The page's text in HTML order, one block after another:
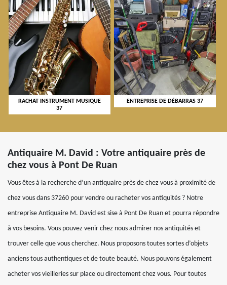
RACHAT INSTRUMENT MUSIQUE
37
ENTREPRISE DE DÉBARRAS 37
Antiquaire M. David : Votre antiquaire près de
chez vous à Pont De Ruan
Vous êtes à la recherche d’un antiquaire près de chez vous à proximité de
chez vous dans 37260 pour vendre ou racheter vos antiquités ? Notre
entreprise Antiquaire M. David est sise à Pont De Ruan et pourra répondre
à vos besoins. Vous pouvez venir chez nous admirer nos antiquités et
trouver celle que vous cherchez. Nous proposons toutes sortes d’objets
anciens tous authentiques et de toute beauté. Nous pouvons également
acheter vos vieilleries sur place ou directement chez vous. Pour toutes